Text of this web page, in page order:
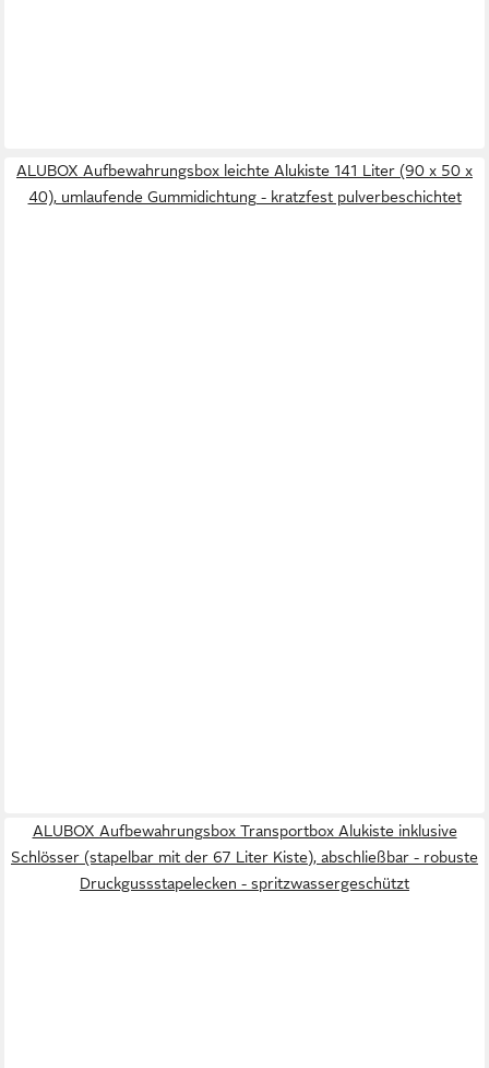
ALUBOX Aufbewahrungsbox leichte Alukiste 141 Liter (90 x 50 x
40), umlaufende Gummidichtung - kratzfest pulverbeschichtet
ALUBOX Aufbewahrungsbox Transportbox Alukiste inklusive
Schlösser (stapelbar mit der 67 Liter Kiste), abschließbar - robuste
Druckgussstapelecken - spritzwassergeschützt